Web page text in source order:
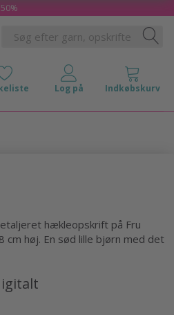
hækleopskrift på Fru
cm høj. En sød lille bjørn med det